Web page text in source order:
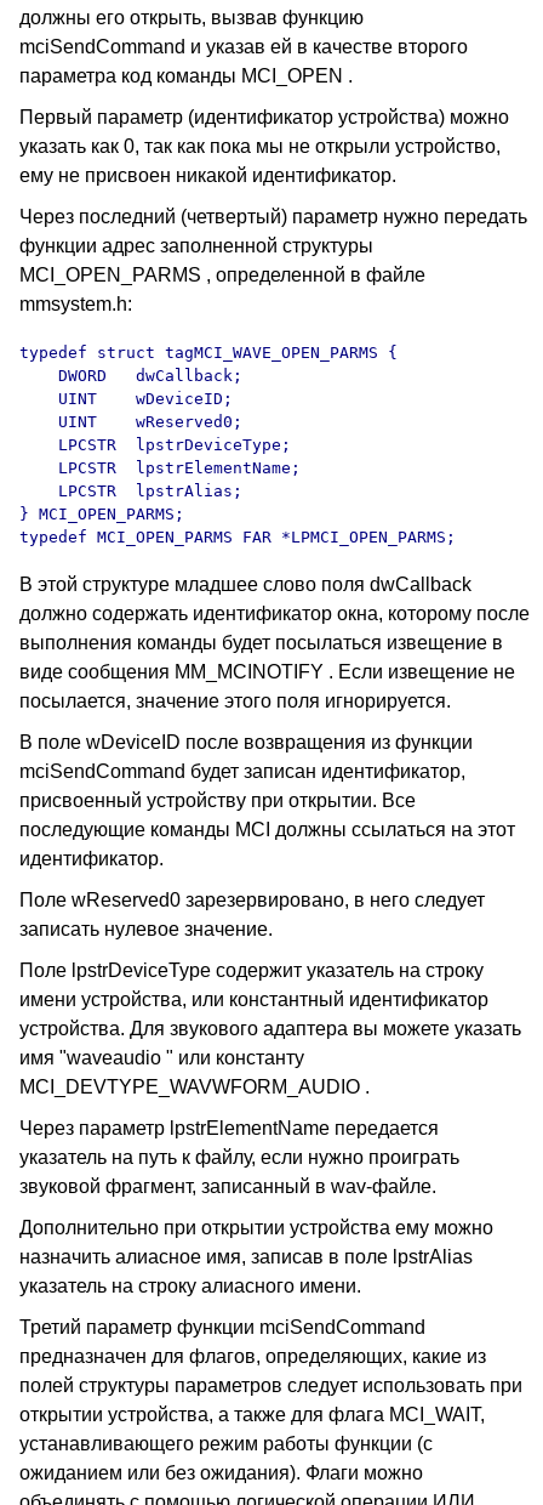
должны его открыть, вызвав функцию
mciSendCommand и указав ей в качестве второго
параметра код команды MCI_OPEN .
Первый параметр (идентификатор устройства) можно
указать как 0, так как пока мы не открыли устройство,
ему не присвоен никакой идентификатор.
Через последний (четвертый) параметр нужно передать
функции адрес заполненной структуры
MCI_OPEN_PARMS , определенной в файле
mmsystem.h:
typedef struct tagMCI_WAVE_OPEN_PARMS {
    DWORD   dwCallback;
    UINT    wDeviceID;
    UINT    wReserved0;
    LPCSTR  lpstrDeviceType;
    LPCSTR  lpstrElementName;
    LPCSTR  lpstrAlias;
} MCI_OPEN_PARMS;
typedef MCI_OPEN_PARMS FAR *LPMCI_OPEN_PARMS;
В этой структуре младшее слово поля dwCallback
должно содержать идентификатор окна, которому после
выполнения команды будет посылаться извещение в
виде сообщения MM_MCINOTIFY . Если извещение не
посылается, значение этого поля игнорируется.
В поле wDeviceID после возвращения из функции
mciSendCommand будет записан идентификатор,
присвоенный устройству при открытии. Все
последующие команды MCI должны ссылаться на этот
идентификатор.
Поле wReserved0 зарезервировано, в него следует
записать нулевое значение.
Поле lpstrDeviceType содержит указатель на строку
имени устройства, или константный идентификатор
устройства. Для звукового адаптера вы можете указать
имя "waveaudio " или константу
MCI_DEVTYPE_WAVWFORM_AUDIO .
Через параметр lpstrElementName передается
указатель на путь к файлу, если нужно проиграть
звуковой фрагмент, записанный в wav-файле.
Дополнительно при открытии устройства ему можно
назначить алиасное имя, записав в поле lpstrAlias
указатель на строку алиасного имени.
Третий параметр функции mciSendCommand
предназначен для флагов, определяющих, какие из
полей структуры параметров следует использовать при
открытии устройства, а также для флага MCI_WAIT,
устанавливающего режим работы функции (с
ожиданием или без ожидания). Флаги можно